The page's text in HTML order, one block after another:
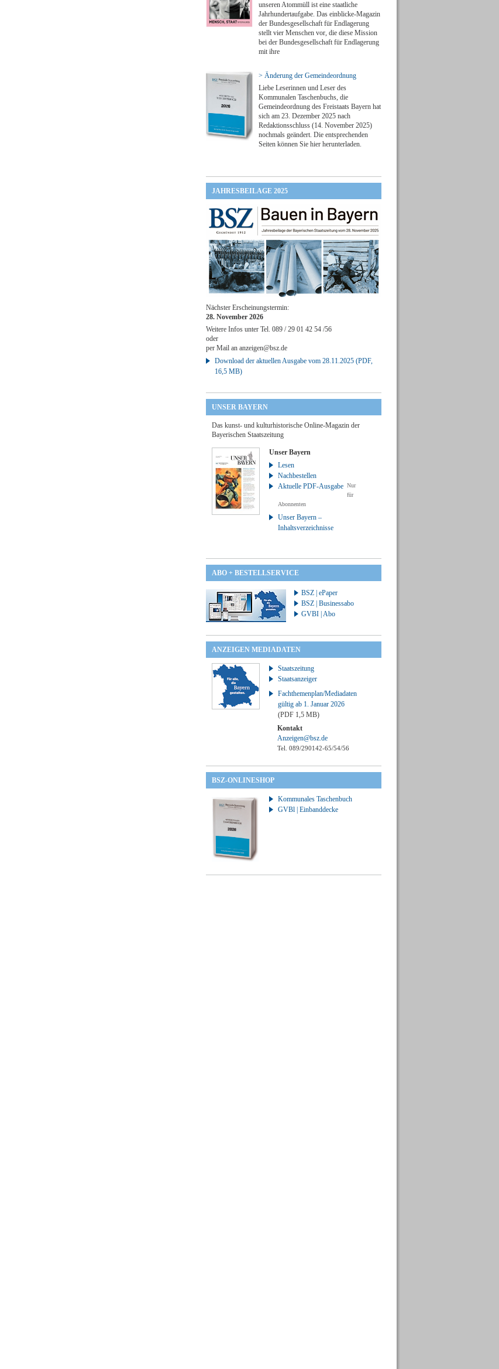
unseren Atommüll ist eine staatliche
Jahrhundertaufgabe. Das einblicke-Magazin
der Bundesgesellschaft für Endlagerung
stellt vier Menschen vor, die diese Mission
bei der Bundesgesellschaft für Endlagerung
mit ihre
> Änderung der Gemeindeordnung
Liebe Leserinnen und Leser des
Kommunalen Taschenbuchs, die
Gemeindeordnung des Freistaats Bayern hat
sich am 23. Dezember 2025 nach
Redaktionsschluss (14. November 2025)
nochmals geändert. Die entsprechenden
Seiten können Sie hier herunterladen.
JAHRESBEILAGE 2025
Nächster Erscheinungstermin:
28. November 2026
Weitere Infos unter Tel. 089 / 29 01 42 54 /56
oder
per Mail an anzeigen@bsz.de
Download der aktuellen Ausgabe vom 28.11.2025 (PDF,
16,5 MB)
UNSER BAYERN
Das kunst- und kulturhistorische Online-Magazin der
Bayerischen Staatszeitung
Unser Bayern
Lesen
Nachbestellen
Aktuelle PDF-Ausgabe Nur
für
Abonnenten
Unser Bayern –
Inhaltsverzeichnisse
ABO + BESTELLSERVICE
BSZ | ePaper
BSZ | Businessabo
GVBI | Abo
ANZEIGEN MEDIADATEN
Staatszeitung
Staatsanzeiger
Fachthemenplan/Mediadaten
gültig ab 1. Januar 2026
(PDF 1,5 MB)
Kontakt
Anzeigen@bsz.de
Tel. 089/290142-65/54/56
BSZ-ONLINESHOP
Kommunales Taschenbuch
GVBl | Einbanddecke